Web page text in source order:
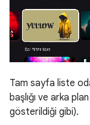
Tam sayfa liste
başlığı ve arka
gösterildiği gibi).